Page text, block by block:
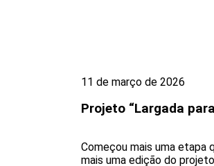
11 de março de 2026
Projeto “Largada
Começou mais uma etapa
mais uma edição do